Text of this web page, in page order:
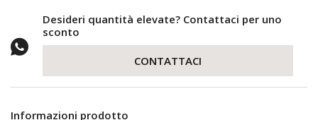
Desideri quantità elevate? Contattaci per uno
sconto
CONTATTACI
Informazioni prodotto